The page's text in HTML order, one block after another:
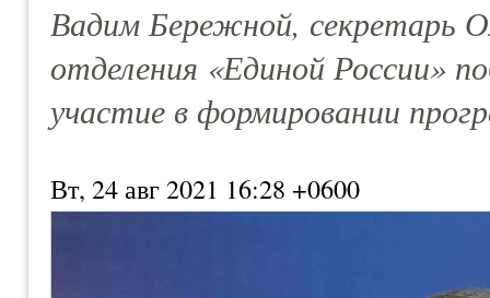
Вадим Бережной, секретарь
отделения «Единой России»
участие в формировании
Вт, 24 авг 2021 16:28 +0600